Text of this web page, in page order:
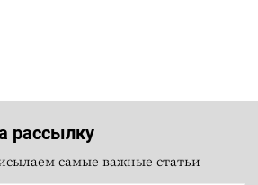
рассылку
самые важные статьи